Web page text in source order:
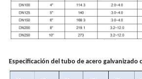
Especificación del tubo de acero galvanizado